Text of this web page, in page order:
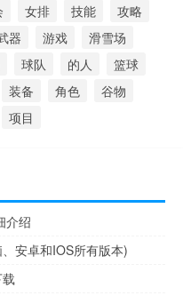
女排 技能
攻略
器 游戏
滑雪场
球队 的人
篮球
装备 角色
谷物
项目
介绍
安卓和IOS所有版本)